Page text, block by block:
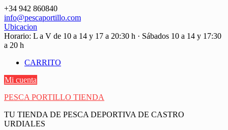
Saltar
contenido
+34 942 860840
info@pescaportillo.com
Ubicacion
Horario: L a V de 10 a 14 y 17 a 20:30 h · Sábados 10 a 14 y 17:30
a 20 h
CARRITO
Mi cuenta
PESCA PORTILLO TIENDA
TU TIENDA DE PESCA DEPORTIVA DE CASTRO
URDIALES